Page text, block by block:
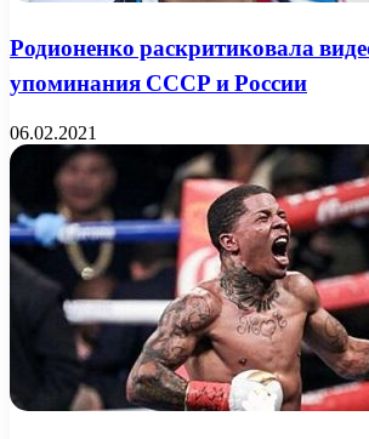
Родионенко раскритиковала
упоминания СССР и России
06.02.2021